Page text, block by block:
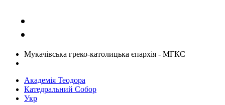
Мукачівська греко-католицька єпархія - МГКЄ
Академія Теодора
Катедральний Собор
Укр